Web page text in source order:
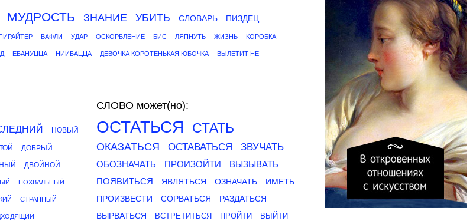
МУДРОСТЬ ЗНАНИЕ УБИТЬ СЛОВАРЬ
ПИЗДЕЦ
ВАФЛИ УДАР ОСКОРБЛЕНИЕ БИС ЛЯПНУТЬ ЖИЗНЬ КОРОБКА
ЕБАНУЦЦА НИИБАЦЦА ДЕВОЧКА КОРОТЕНЬКАЯ ЮБОЧКА ВЫЛЕТИТ НЕ
НОВЫЙ
ДОБРЫЙ
ДВОЙНОЙ
ПОХВАЛЬНЫЙ
СТРАННЫЙ
СЛОВО может(но):
ОСТАТЬСЯ СТАТЬ
ОКАЗАТЬСЯ ОСТАВАТЬСЯ ЗВУЧАТЬ
ОБОЗНАЧАТЬ ПРОИЗОЙТИ
ВЫЗЫВАТЬ
ПОЯВИТЬСЯ
ЯВЛЯТЬСЯ ОЗНАЧАТЬ
ИМЕТЬ
ПРОИЗВЕСТИ
СОРВАТЬСЯ
РАЗДАТЬСЯ
ВЫРВАТЬСЯ
ВСТРЕТИТЬСЯ ПРОЙТИ
ВЫЙТИ